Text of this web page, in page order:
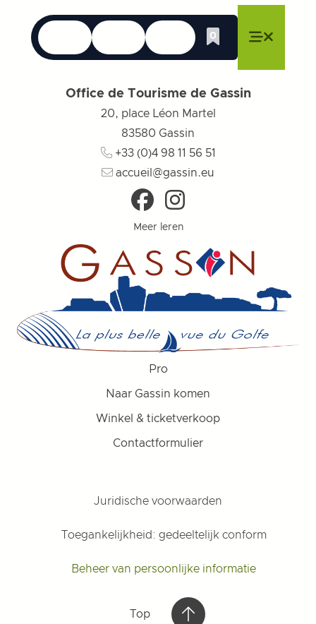
Talen
Menu sluiten
Toegankelijkheid
Menu sluiten
Zoek op
Menu sluiten
0
Whishlist
Office de Tourisme de Gassin
20, place Léon Martel
83580 Gassin
+33 (0)4 98 11 56 51
accueil@gassin.eu
Meer leren
Pro
Naar Gassin komen
Winkel & ticketverkoop
Contactformulier
Juridische voorwaarden
Toegankelijkheid: gedeeltelijk conform
Beheer van persoonlijke informatie
Top